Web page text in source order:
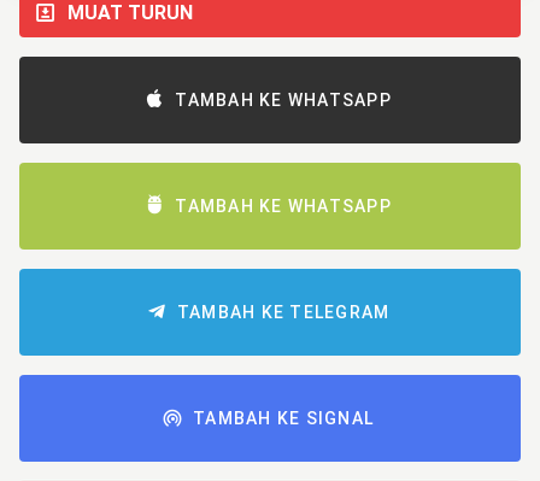
MUAT TURUN
TAMBAH KE WHATSAPP
TAMBAH KE WHATSAPP
TAMBAH KE TELEGRAM
TAMBAH KE SIGNAL